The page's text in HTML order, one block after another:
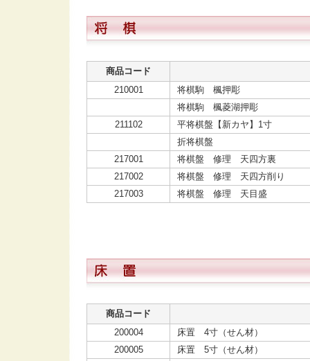
商品コード
210001
将棋駒 楓押彫
将棋駒 楓菱湖押彫
211102
平将棋盤【新カヤ】1寸
折将棋盤
217001
将棋盤 修理 天四方裏
217002
将棋盤 修理 天四方削り
217003
将棋盤 修理 天目盛
商品コード
200004
床置 4寸（せん材）
200005
床置 5寸（せん材）